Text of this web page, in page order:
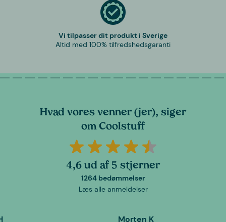
Vi tilpasser dit produkt i Sverige
Altid med 100% tilfredshedsgaranti
Hvad vores venner (jer), siger
om Coolstuff
4,6 ud af 5 stjerner
1264 bedømmelser
Læs alle anmeldelser
Morten K